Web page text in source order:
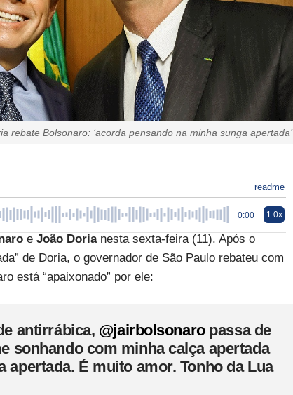
rebate Bolsonaro: ‘acorda pensando na minha sunga apertada’
readme
0:00 1.0x
e João Doria nesta sexta-feira (11). Após o
de Doria, o governador de São Paulo rebateu com
está “apaixonado” por ele:
antirrábica, @jairbolsonaropassa de
sonhando com minha calça apertada
apertada. É muito amor. Tonho da Lua